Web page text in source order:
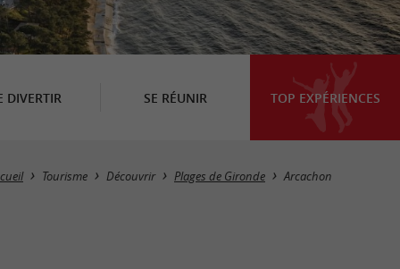
DIVERTIR SE RÉUNIR TOP EXPÉRIENCES
Masquer la carte
Tourisme Découvrir Plages de Gironde Arcachon